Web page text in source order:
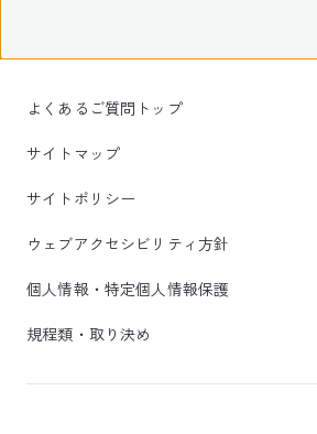
よくあるご質問トップ
サイトマップ
サイトポリシー
ウェブアクセシビリティ方針
個人情報・特定個人情報保護
規程類・取り決め